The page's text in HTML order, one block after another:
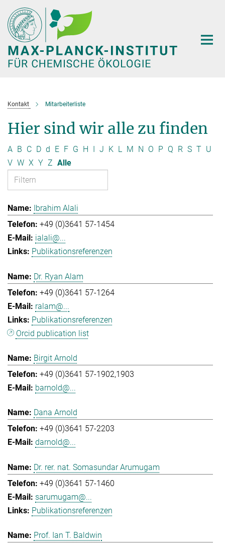
Hauptinhalt
Kontakt Mitarbeiterliste
Hier sind wir alle zu finden
A B C D d E F G H I J K L M N O P Q R S T U
V W X Y Z Alle
Ibrahim Alali
+49 (0)3641 57-1454
ialali@...
Publikationsreferenzen
Dr. Ryan Alam
+49 (0)3641 57-1264
ralam@...
Publikationsreferenzen
Orcid publication list
Birgit Arnold
+49 (0)3641 57-1902,1903
barnold@...
Dana Arnold
+49 (0)3641 57-2203
darnold@...
Dr. rer. nat. Somasundar Arumugam
+49 (0)3641 57-1460
sarumugam@...
Publikationsreferenzen
Prof. Ian T. Baldwin